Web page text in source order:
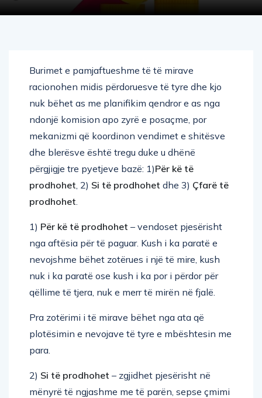
Burimet e pamjaftueshme të të mirave
racionohen midis përdoruesve të tyre dhe kjo
nuk bëhet as me planifikim qendror e as nga
ndonjë komision apo zyrë e posaçme, por
mekanizmi që koordinon vendimet e shitësve
dhe blerësve është tregu duke u dhënë
përgjigje tre pyetjeve bazë: 1)Për kë të
prodhohet , 2) Si të prodhohet dhe 3) Çfarë të
prodhohet
1) Për kë të prodhohet – vendoset pjesërisht
nga aftësia për të paguar. Kush i ka paratë e
nevojshme bëhet zotërues i një të mire, kush
nuk i ka paratë ose kush i ka por i përdor për
qëllime të tjera, nuk e merr të mirën në fjalë.
Pra zotërimi i të mirave bëhet nga ata që
plotësimin e nevojave të tyre e mbështesin me
para.
2) Si të prodhohet – zgjidhet pjesërisht në
mënyrë të ngjashme me të parën, sepse çmimi